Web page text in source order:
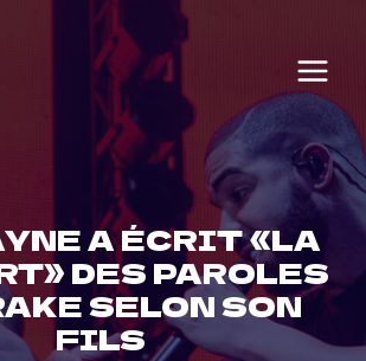
A ÉCRIT «LA
DES PAROLES
SELON SON
FILS